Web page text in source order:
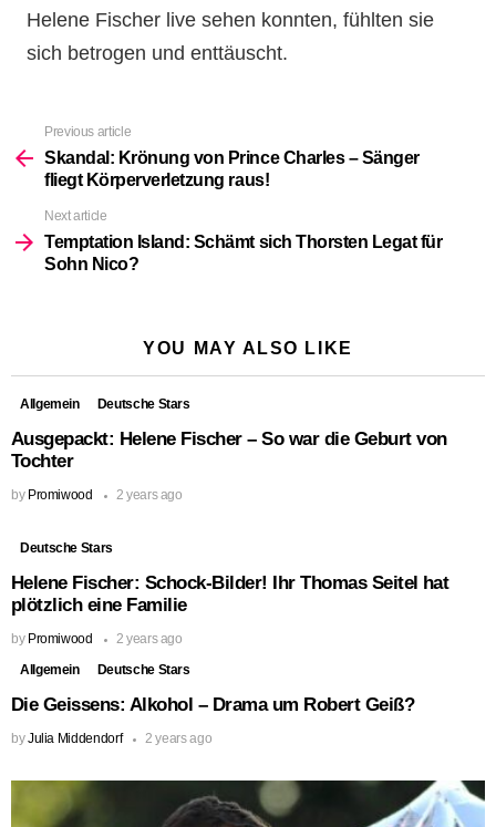
Helene Fischer live sehen konnten, fühlten sie
sich betrogen und enttäuscht.
more
Previous article
Skandal: Krönung von Prince Charles – Sänger
fliegt Körperverletzung raus!
Next article
Temptation Island: Schämt sich Thorsten Legat für
Sohn Nico?
YOU MAY ALSO LIKE
Allgemein Deutsche Stars
Ausgepackt: Helene Fischer – So war die Geburt von
Tochter
by Promiwood 2 years ago
Deutsche Stars
Helene Fischer: Schock-Bilder! Ihr Thomas Seitel hat
plötzlich eine Familie
by Promiwood
2 years ago
Allgemein
Deutsche Stars
Die Geissens: Alkohol – Drama um Robert Geiß?
byJulia Middendorf 2 years ago